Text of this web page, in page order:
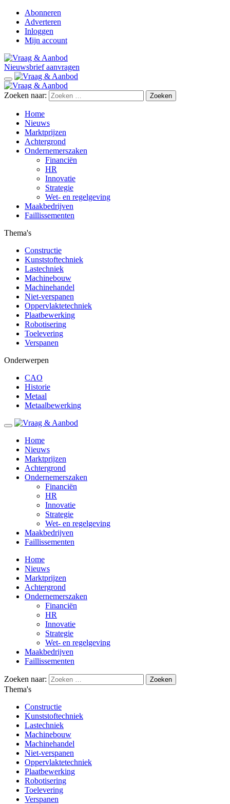
Abonneren
Adverteren
Inloggen
Mijn account
Nieuwsbrief aanvragen
Zoeken naar:
Home
Nieuws
Marktprijzen
Achtergrond
Ondernemerszaken
Financiën
HR
Innovatie
Strategie
Wet- en regelgeving
Maakbedrijven
Faillissementen
Thema's
Constructie
Kunststoftechniek
Lastechniek
Machinebouw
Machinehandel
Niet-verspanen
Oppervlaktetechniek
Plaatbewerking
Robotisering
Toelevering
Verspanen
Onderwerpen
CAO
Historie
Metaal
Metaalbewerking
Home
Nieuws
Marktprijzen
Achtergrond
Ondernemerszaken
Financiën
HR
Innovatie
Strategie
Wet- en regelgeving
Maakbedrijven
Faillissementen
Home
Nieuws
Marktprijzen
Achtergrond
Ondernemerszaken
Financiën
HR
Innovatie
Strategie
Wet- en regelgeving
Maakbedrijven
Faillissementen
Zoeken naar:
Thema's
Constructie
Kunststoftechniek
Lastechniek
Machinebouw
Machinehandel
Niet-verspanen
Oppervlaktetechniek
Plaatbewerking
Robotisering
Toelevering
Verspanen